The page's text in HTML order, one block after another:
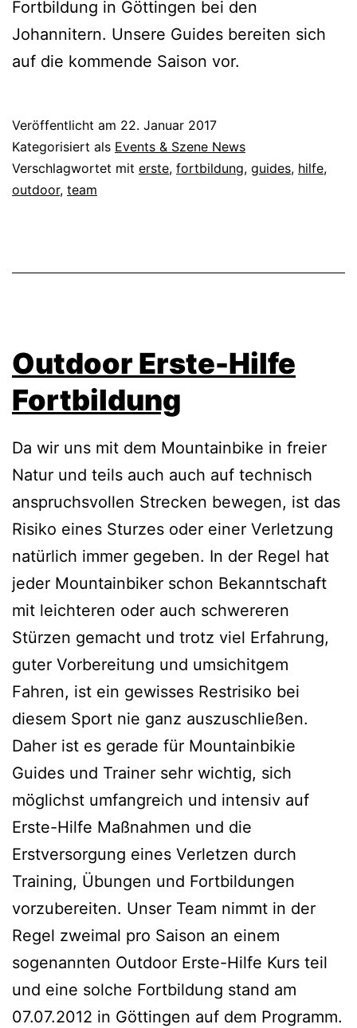
Fortbildung in Göttingen bei den
Johannitern. Unsere Guides bereiten sich
auf die kommende Saison vor.
Veröffentlicht am 22. Januar 2017
Kategorisiert als Events & Szene News
Verschlagwortet mit erste, fortbildung, guides, hilfe,
outdoor, team
Outdoor Erste-Hilfe
Fortbildung
Da wir uns mit dem Mountainbike in freier
Natur und teils auch auch auf technisch
anspruchsvollen Strecken bewegen, ist das
Risiko eines Sturzes oder einer Verletzung
natürlich immer gegeben. In der Regel hat
jeder Mountainbiker schon Bekanntschaft
mit leichteren oder auch schwereren
Stürzen gemacht und trotz viel Erfahrung,
guter Vorbereitung und umsichitgem
Fahren, ist ein gewisses Restrisiko bei
diesem Sport nie ganz auszuschließen.
Daher ist es gerade für Mountainbikie
Guides und Trainer sehr wichtig, sich
möglichst umfangreich und intensiv auf
Erste-Hilfe Maßnahmen und die
Erstversorgung eines Verletzen durch
Training, Übungen und Fortbildungen
vorzubereiten. Unser Team nimmt in der
Regel zweimal pro Saison an einem
sogenannten Outdoor Erste-Hilfe Kurs teil
und eine solche Fortbildung stand am
07.07.2012 in Göttingen auf dem Programm.